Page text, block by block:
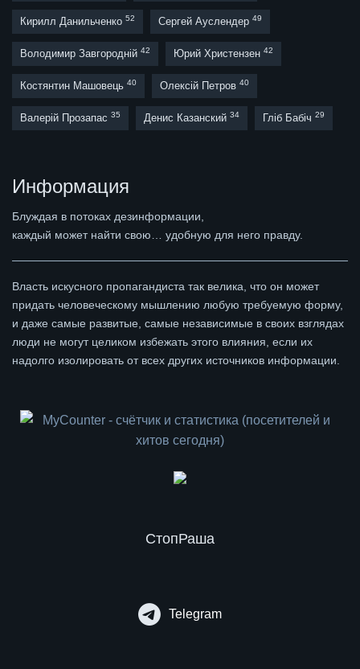
Кирилл Данильченко 52 Сергей Ауслендер 49
Володимир Завгородній 42 Юрий Христензен 42
Костянтин Машовець 40 Олексій Петров 40
Валерій Прозапас 35 Денис Казанский 34 Гліб Бабіч 29
Информация
Блуждая в потоках дезинформации,
каждый может найти свою… удобную для него правду.
Власть искусного пропагандиста так велика, что он может
придать человеческому мышлению любую требуемую форму,
и даже самые развитые, самые независимые в своих взглядах
люди не могут целиком избежать этого влияния, если их
надолго изолировать от всех других источников информации.
СтопРаша
Telegram